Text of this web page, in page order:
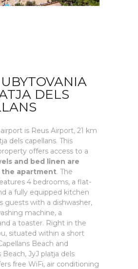
DELS
is Reus Airport, 21 km
dels capellans. This
offers access to a
and bed linen are
the apartment. The
4 bedrooms, a flat-
a fully equipped kitchen
guests with a dishwasher,
machine, a
a toaster. Right in the
situated within a short
Beach and
JyJ platja dels
free WiFi, air conditioning